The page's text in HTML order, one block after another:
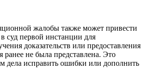
жалобы также может привести
суд первой инстанции для
доказательств или предоставления
ранее не была представлена. Это
дела исправить ошибки или дополнить